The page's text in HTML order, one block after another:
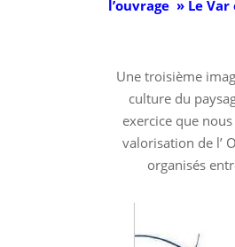
l’ouvrage » Le
Une troisième
culture du
exercice que
valorisation de l’
organisés